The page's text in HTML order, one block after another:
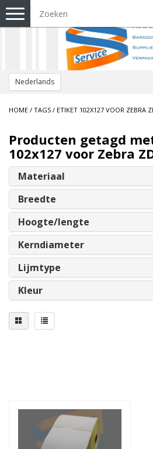
Nederlands
Toggle
navigation
HOME / TAGS / ETIKET 102X127 VOOR ZEBRA
Producten getagd
102x127 voor Zebra
Materiaal
Breedte
Hoogte/lengte
Kerndiameter
Lijmtype
Kleur